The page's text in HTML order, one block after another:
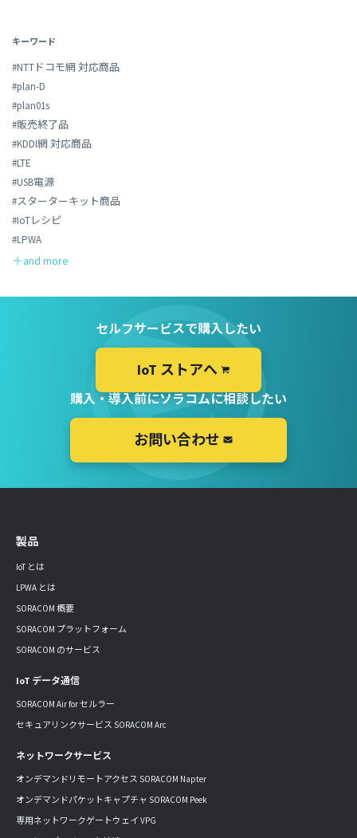
キーワード
#NTTドコモ網 対応商品
#plan-D
#plan01s
#販売終了品
#KDDI網 対応商品
#LTE
#USB電源
#スターターキット商品
#IoTレシピ
#LPWA
セルフサービスで購入したい
IoT ストアへ
購入・導入前にソラコムに相談したい
お問い合わせ
製品
IoT とは
LPWA とは
SORACOM 概要
SORACOM プラットフォーム
SORACOM のサービス
IoT データ通信
SORACOM Air for セルラー
セキュアリンクサービス SORACOM Arc
ネットワークサービス
オンデマンドリモートアクセス SORACOM Napter
オンデマンドパケットキャプチャ SORACOM Peek
専用ネットワークゲートウェイ VPG